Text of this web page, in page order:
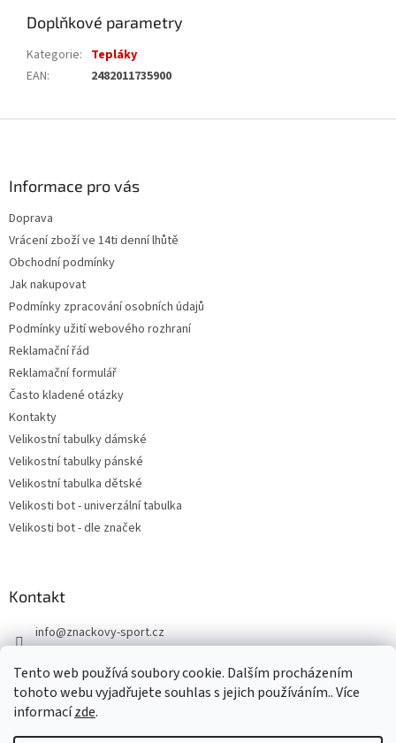
Tento web používá soubory cookie. Dalším procházením
tohoto webu vyjadřujete souhlas s jejich používáním.. Více
informacízde.
Doplňkové parametry
Kategorie: Tepláky
EAN: 2482011735900
Informace pro vás
Doprava
Vrácení zboží ve 14ti denní lhůtě
Obchodní podmínky
Jak nakupovat
Podmínky zpracování osobních údajů
Podmínky užití webového rozhraní
Reklamační řád
Reklamační formulář
Často kladené otázky
Kontakty
Velikostní tabulky dámské
Velikostní tabulky pánské
Velikostní tabulka dětské
Velikosti bot - univerzální tabulka
Velikosti bot - dle značek
Kontakt
info@znackovy-sport.cz